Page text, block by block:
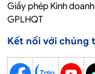
Giấy phép Kinh
GPLHQT
Kết nối với chúng